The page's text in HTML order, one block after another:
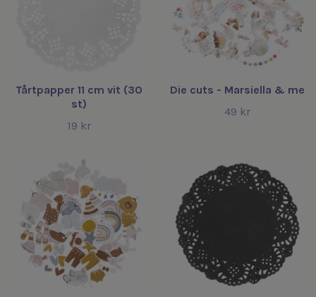
Tårtpapper 11 cm vit (30
st)
19 kr
Die cuts - Marsiella & me
49 kr